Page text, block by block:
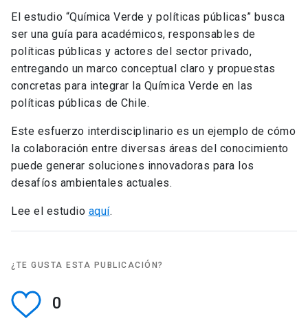
El estudio “Química Verde y políticas públicas” busca
ser una guía para académicos, responsables de
políticas públicas y actores del sector privado,
entregando un marco conceptual claro y propuestas
concretas para integrar la Química Verde en las
políticas públicas de Chile.
Este esfuerzo interdisciplinario es un ejemplo de cómo
la colaboración entre diversas áreas del conocimiento
puede generar soluciones innovadoras para los
desafíos ambientales actuales.
Lee el estudio aquí.
¿TE GUSTA ESTA PUBLICACIÓN?
0